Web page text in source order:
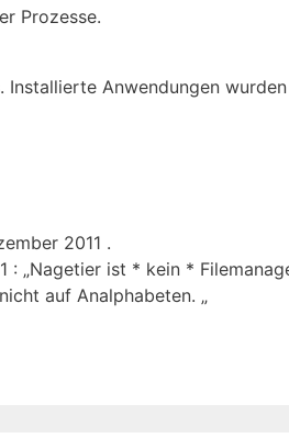
Prozesse.
Anwendungen
2011 .
: „Nagetier ist * kein *
auf Analphabeten. „